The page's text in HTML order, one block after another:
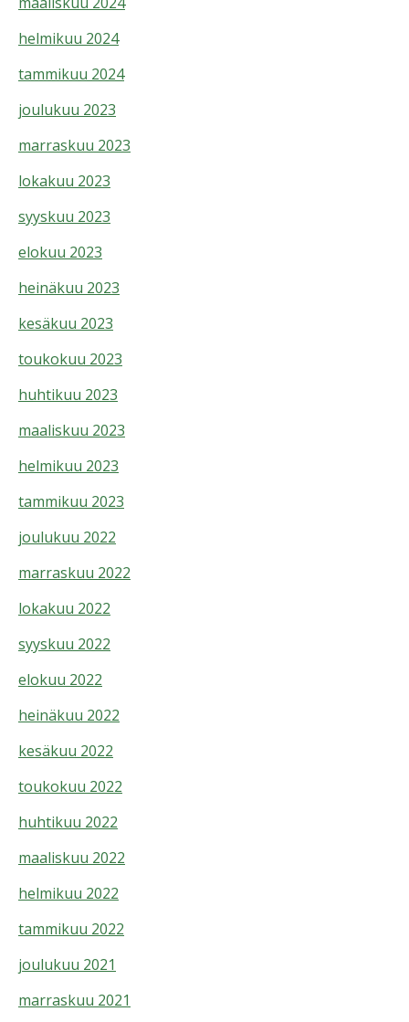
helmikuu 2024
tammikuu 2024
joulukuu 2023
marraskuu 2023
lokakuu 2023
syyskuu 2023
elokuu 2023
heinäkuu 2023
kesäkuu 2023
toukokuu 2023
huhtikuu 2023
maaliskuu 2023
helmikuu 2023
tammikuu 2023
joulukuu 2022
marraskuu 2022
lokakuu 2022
syyskuu 2022
elokuu 2022
heinäkuu 2022
kesäkuu 2022
toukokuu 2022
huhtikuu 2022
maaliskuu 2022
helmikuu 2022
tammikuu 2022
joulukuu 2021
marraskuu 2021